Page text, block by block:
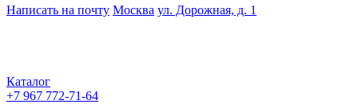
Написать на почту Москва ул. Дорожная, д. 1
Каталог
+7 967 772-71-64